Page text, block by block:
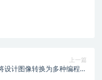
上一篇
设计图像转换为多种编程语